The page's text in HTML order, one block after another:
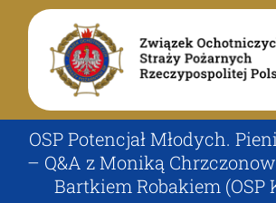
Przejdź
zawartości
O nas
Misja i cele
Aktualności
OSP Potencjał Młodych.
– Q&A z Moniką
Bartkiem Robakiem (OSP